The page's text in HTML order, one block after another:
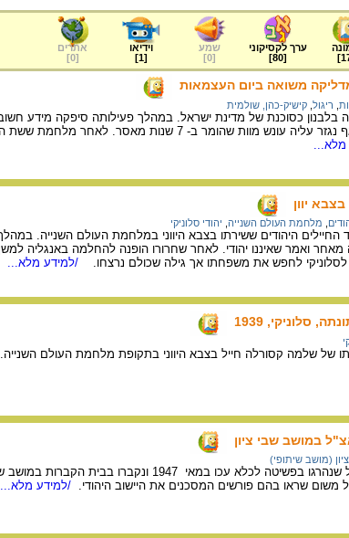
]
ערך לקסיקוני
[
80
]
שמע
[
0
]
וידיאו
[
1
]
אתרים
[
0
]
משואה ביום העצמאות
ריגול קישיק-כהן, שולמית
בלבנון כסוכנת של מדינת ישראל. במהלך פעילותה סיפקה מידע
נאסרה ועונתה קשות ואף נגזר עליה עונש מוות שהומר
מלא...
יוון
מלחמת העולם השנייה יהודי סלוניקי
היהודים ששירתו בצבא היווני במלחמת העולם השנייה.
ואמר שאיננו יהודי. לאחר שחרורו הופנה להחלמה באנגליה למשך
לחפש את משפחתו אך גילה שכולם נרצחו.
/למידע מלא...
סלוניקי, 1939
של שלמה קסורלה חייל בצבא היווני בתקופת מלחמת העולם
במושב שבי ציון
(מושב שיתופי)
לוח זכרון ללוחמי האצ"ל שנהרגו בפשיטה לכלא עכו
משום שראו בהם פורשים המסכנים את היישוב היהודי. /למידע מלא...